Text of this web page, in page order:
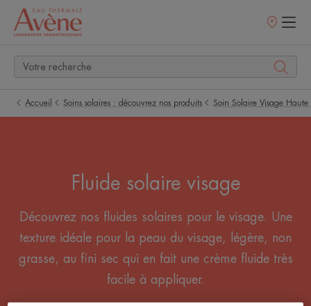
Points
Accueil Soins solaires : découvrez nos produits Soin Solaire Visage Haute
Fluide solaire visage
Découvrez nos fluides solaires pour le visage. Une
texture idéale pour la peau du visage, légère, non
grasse, au fini sec qui en fait une crème fluide très
facile à appliquer.